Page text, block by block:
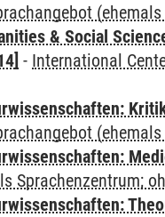
& Social
- International
Sprachenzentrum;